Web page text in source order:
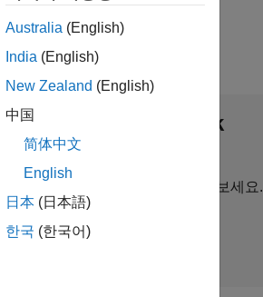
찾으려면 근무지를 기준으로
Talent Network
가입하기
보, 스토리, 회사 최신 소식을 받아보세요.
지금 가입
Australia (English)
India (English)
New Zealand (English)
中国
简体中文
English
日本 (日本語)
한국 (한국어)